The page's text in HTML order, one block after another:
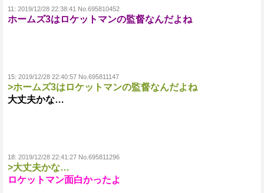
11: 2019/12/28 22:38:41 No.695810452
ホームズ3はロケットマンの監督なんだよね
15: 2019/12/28 22:40:57 No.695811147
>ホームズ3はロケットマンの監督なんだよね
大丈夫かな…
18: 2019/12/28 22:41:27 No.695811296
>大丈夫かな…
ロケットマン面白かったよ